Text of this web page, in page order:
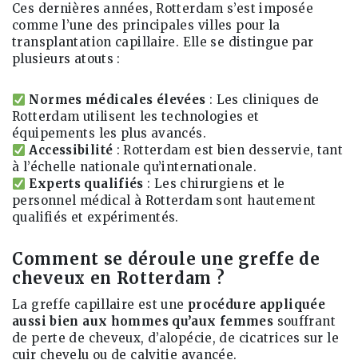
Ces dernières années, Rotterdam s’est imposée
comme l’une des principales villes pour la
transplantation capillaire. Elle se distingue par
plusieurs atouts :
Normes médicales élevées : Les cliniques de
Rotterdam utilisent les technologies et
équipements les plus avancés.
Accessibilité : Rotterdam est bien desservie, tant
à l’échelle nationale qu’internationale.
Experts qualifiés : Les chirurgiens et le
personnel médical à Rotterdam sont hautement
qualifiés et expérimentés.
Comment se déroule une greffe de
cheveux en Rotterdam ?
La greffe capillaire est une procédure appliquée
aussi bien aux hommes qu’aux femmes souffrant
de perte de cheveux, d’alopécie, de cicatrices sur le
cuir chevelu ou de calvitie avancée.